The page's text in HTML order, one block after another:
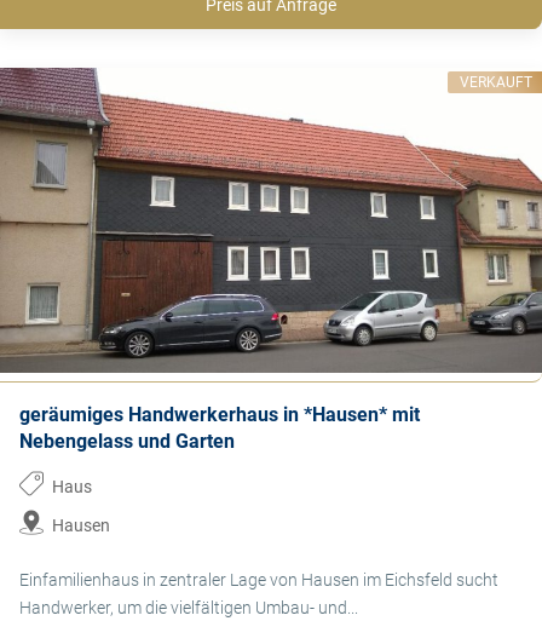
Preis auf Anfrage
geräumiges Handwerkerhaus in *Hausen* mit
Nebengelass und Garten
Haus
Hausen
Einfamilienhaus in zentraler Lage von Hausen im Eichsfeld sucht
Handwerker, um die vielfältigen Umbau- und...
VERKAUFT